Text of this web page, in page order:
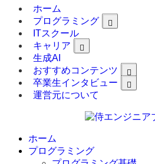
ホーム
プログラミング
ITスクール
キャリア
生成AI
おすすめコンテンツ
卒業生インタビュー
運営元について
ホーム
プログラミング